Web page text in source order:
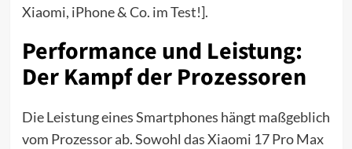
Xiaomi, iPhone & Co. im Test!].
Performance und Leistung:
Der Kampf der Prozessoren
Die Leistung eines Smartphones hängt maßgeblich
vom Prozessor ab. Sowohl das Xiaomi 17 Pro Max